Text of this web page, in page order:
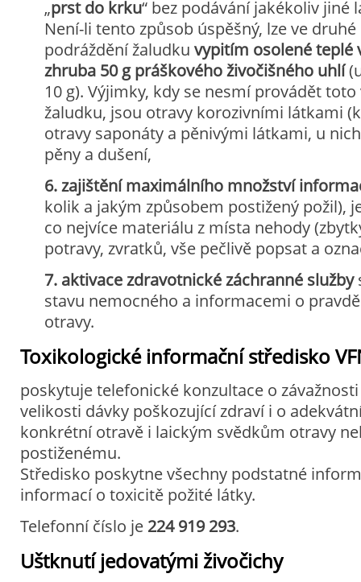
„prst do krku“ bez podávání jakékoliv jiné
Není-li tento způsob úspěšný, lze ve
podráždění žaludku vypitím osolené teplé
zhruba 50 g práškového živočišného uhlí
10 g). Výjimky, kdy se nesmí provádět
žaludku, jsou otravy korozivními látkami
otravy saponáty a pěnivými látkami, u
pěny a dušení,
6. zajištění maximálního množství
kolik a jakým způsobem postižený požil),
co nejvíce materiálu z místa nehody
potravy, zvratků, vše pečlivě popsat a
7. aktivace zdravotnické záchranné služby
stavu nemocného a informacemi o
otravy.
Toxikologické informační středisko
poskytuje telefonické konzultace o
velikosti dávky poškozující zdraví i o
konkrétní otravě i laickým svědkům otravy
postiženému.
Středisko poskytne všechny podstatné
informací o toxicitě požité látky.
Telefonní číslo je 224 919 293.
Uštknutí jedovatými živočichy